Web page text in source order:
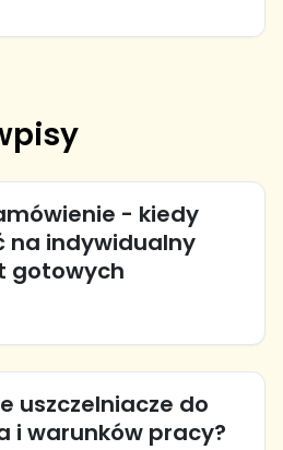
- kiedy
na indywidualny
gotowych
uszczelniacze do
i warunków pracy?